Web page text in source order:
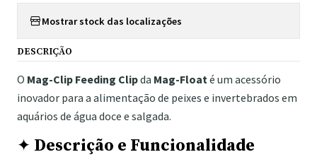
Mostrar stock das localizações
DESCRIÇÃO
O Mag-Clip Feeding Clipda Mag-Floaté um acessório
inovador para a alimentação de peixes e invertebrados em
aquários de água doce e salgada.
✦ Descrição e Funcionalidade